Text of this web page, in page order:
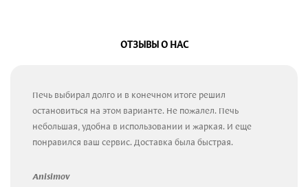
ОТЗЫВЫ О НАС
Печь выбирал долго и в конечном итоге решил
остановиться на этом варианте. Не пожалел. Печь
небольшая, удобна в использовании и жаркая. И еще
понравился ваш сервис. Доставка была быстрая.
Anisimov